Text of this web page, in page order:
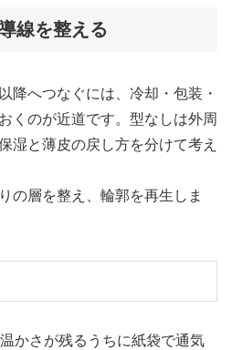
線を整える
降へつなぐには、冷却・包装・
くのが近道です。型なしは外周
湿と薄皮の戻し方を分けて考え
の層を整え、輪郭を再生しま
かさが残るうちに紙袋で通気